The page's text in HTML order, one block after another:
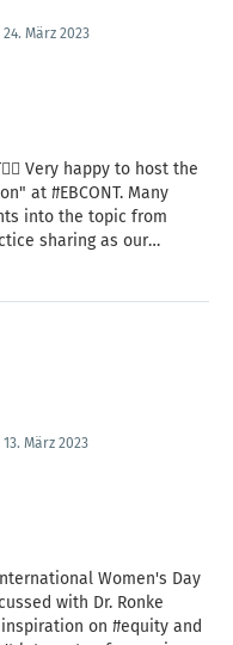
24. März 2023
Very happy to host the
at #EBCONT. Many
into the topic from
sharing as our
13. März 2023
Women's Day
with Dr. Ronke
on #equity and